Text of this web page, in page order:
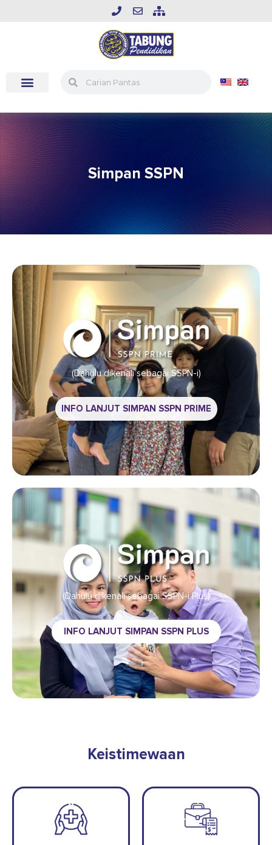
Simpan SSPN
(Dahulu dikenali sebagai SSPN-i)
INFO LANJUT SIMPAN SSPN PRIME
(Dahulu dikenali sebagai SSPN-i Plus)
INFO LANJUT SIMPAN SSPN PLUS
Keistimewaan